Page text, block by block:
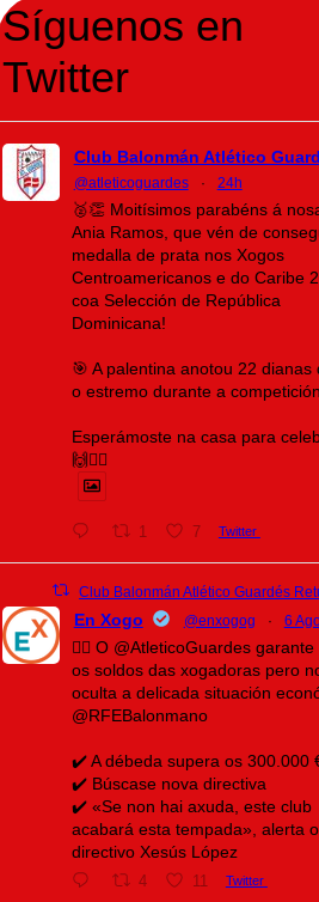
Síguenos en
Twitter
Club Balonmán Atlético
@atleticoguardes · 24h
🥈👏 Moitísimos parabéns á
Ania Ramos, que vén de
medalla de prata nos Xogos
Centroamericanos e do Caribe
coa Selección de República
Dominicana!
🎯 A palentina anotou 22 dianas
o estremo durante a competición
Esperámoste na casa para
🙌❤️‍🔥
1 7 Twitter
Club Balonmán Atlético Guardés
En Xogo @enxogog · 6
🤾‍♀️ O @AtleticoGuardes garante
os soldos das xogadoras pero
oculta a delicada situación
@RFEBalonmano
✔️ A débeda supera os 300.000
✔️ Búscase nova directiva
✔️ «Se non hai axuda, este club
acabará esta tempada», alerta o
directivo Xesús López
4 11 Twitter